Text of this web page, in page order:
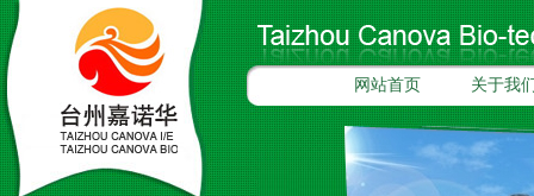
网站首页 关于我